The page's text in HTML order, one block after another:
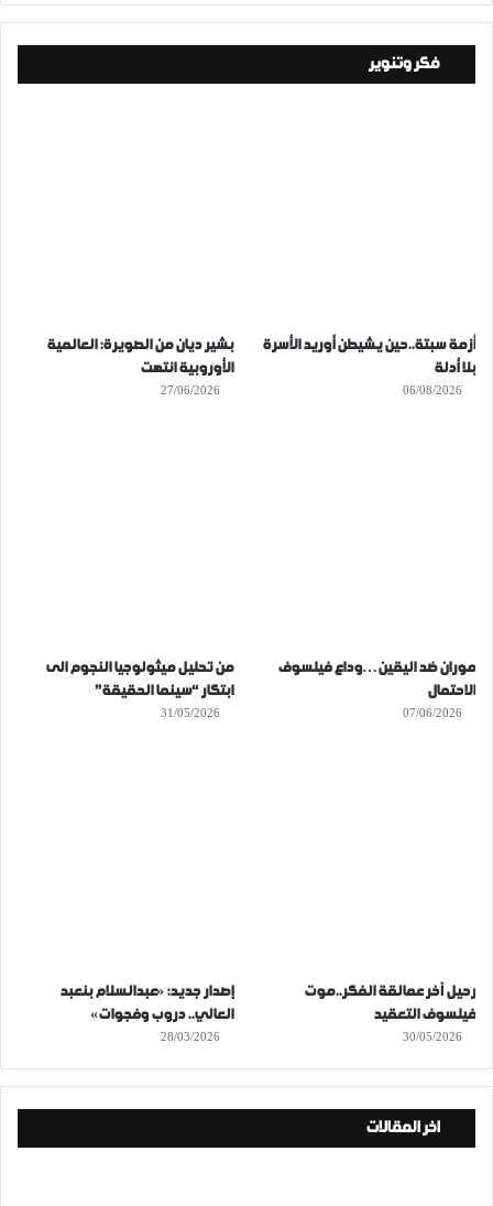
فكر وتنوير
أزمة سبتة..حين يشيطن أوريد الأسرة
بلا أدلة
06/08/2026
بشير ديان من الصويرة: العالمية
الأوروبية انتهت
27/06/2026
موران ضد اليقين…وداع فيلسوف
الاحتمال
07/06/2026
من تحليل ميثولوجيا النجوم الى
ابتكار “سينما الحقيقة”
31/05/2026
رحيل آخر عمالقة الفكر..موت
فيلسوف التعقيد
30/05/2026
إصدار جديد: «عبدالسلام بنعبد
العالي.. دروب وفجوات»
28/03/2026
اخر المقالات